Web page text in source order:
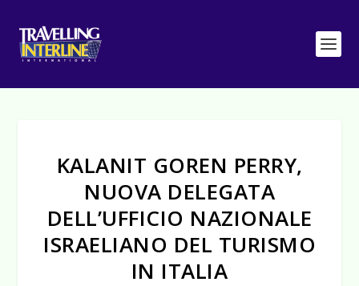
KALANIT GOREN PERRY,
NUOVA DELEGATA
DELL’UFFICIO NAZIONALE
ISRAELIANO DEL TURISMO
IN ITALIA